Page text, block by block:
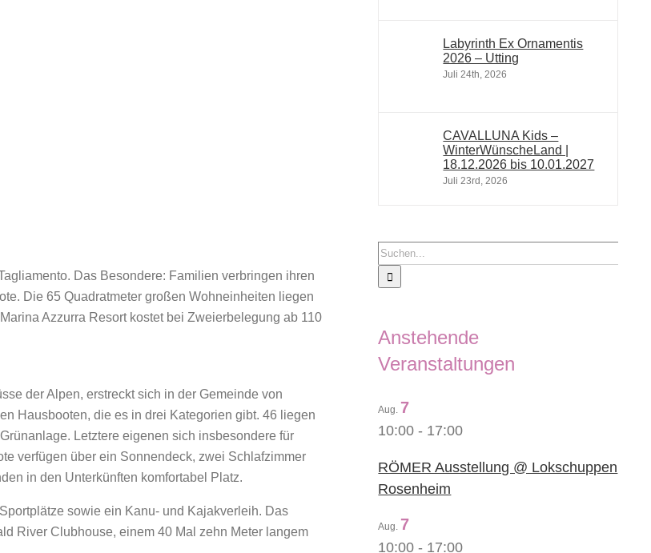
Das Besondere: Familien verbringen ihren
Die 65 Quadratmeter großen Wohneinheiten liegen
Azzurra Resort kostet bei Zweierbelegung ab 110
der Alpen, erstreckt sich in der Gemeinde von
Hausbooten, die es in drei Kategorien gibt. 46 liegen
Letztere eigenen sich insbesondere für
verfügen über ein Sonnendeck, zwei Schlafzimmer
in den Unterkünften komfortabel Platz.
sowie ein Kanu- und Kajakverleih. Das
River Clubhouse, einem 40 Mal zehn Meter langem
Labyrinth Ex Ornamentis
2026 – Utting
Juli 24th, 2026
CAVALLUNA Kids –
WinterWünscheLand |
18.12.2026 bis 10.01.2027
Juli 23rd, 2026
Suche
nach:
Anstehende
Veranstaltungen
Aug. 7
10:00 - 17:00
RÖMER Ausstellung @ Lokschuppen
Rosenheim
Aug. 7
10:00 - 17:00